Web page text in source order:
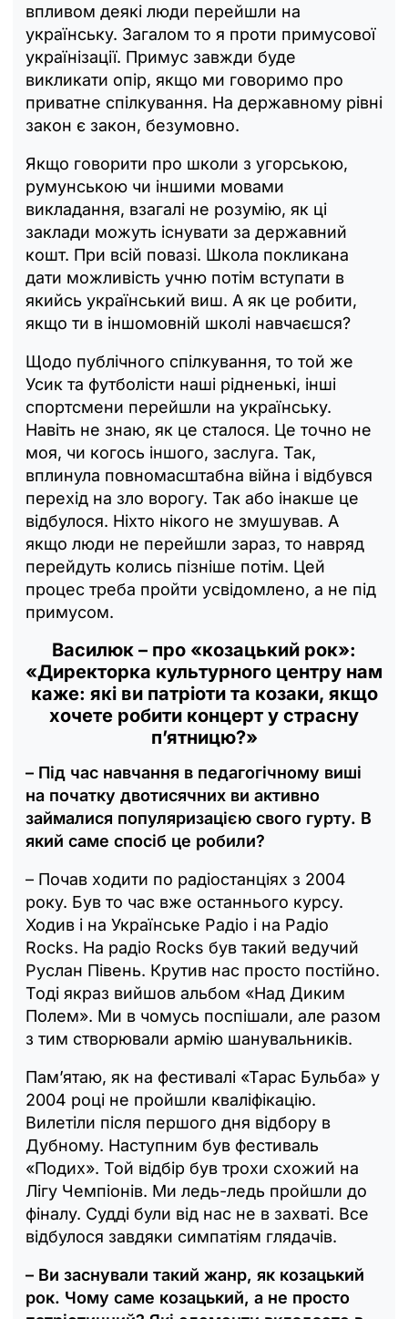
впливом деякі люди перейшли на
українську. Загалом то я проти примусової
українізації. Примус завжди буде
викликати опір, якщо ми говоримо про
приватне спілкування. На державному рівні
закон є закон, безумовно.
Якщо говорити про школи з угорською,
румунською чи іншими мовами
викладання, взагалі не розумію, як ці
заклади можуть існувати за державний
кошт. При всій повазі. Школа покликана
дати можливість учню потім вступати в
якийсь український виш. А як це робити,
якщо ти в іншомовній школі навчаєшся?
Щодо публічного спілкування, то той же
Усик та футболісти наші рідненькі, інші
спортсмени перейшли на українську.
Навіть не знаю, як це сталося. Це точно не
моя, чи когось іншого, заслуга. Так,
вплинула повномасштабна війна і відбувся
перехід на зло ворогу. Так або інакше це
відбулося. Ніхто нікого не змушував. А
якщо люди не перейшли зараз, то навряд
перейдуть колись пізніше потім. Цей
процес треба пройти усвідомлено, а не під
примусом.
Василюк – про «козацький рок»:
«Директорка культурного центру нам
каже: які ви патріоти та козаки, якщо
хочете робити концерт у страсну
п’ятницю?»
– Під час навчання в педагогічному виші
на початку двотисячних ви активно
займалися популяризацією свого гурту. В
який саме спосіб це робили?
– Почав ходити по радіостанціях з 2004
року. Був то час вже останнього курсу.
Ходив і на Українське Радіо і на Радіо
Rocks. На радіо Rocks був такий ведучий
Руслан Півень. Крутив нас просто постійно.
Тоді якраз вийшов альбом «Над Диким
Полем». Ми в чомусь поспішали, але разом
з тим створювали армію шанувальників.
Пам’ятаю, як на фестивалі «Тарас Бульба» у
2004 році не пройшли кваліфікацію.
Вилетіли після першого дня відбору в
Дубному. Наступним був фестиваль
«Подих». Той відбір був трохи схожий на
Лігу Чемпіонів. Ми ледь-ледь пройшли до
фіналу. Судді були від нас не в захваті. Все
відбулося завдяки симпатіям глядачів.
– Ви заснували такий жанр, як козацький
рок. Чому саме козацький, а не просто